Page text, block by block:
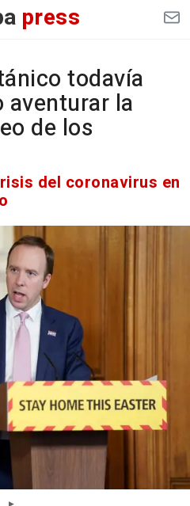
press
todavía
la
de los
del coronavirus en